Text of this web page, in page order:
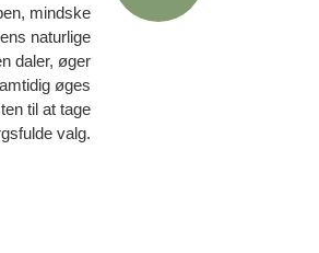
mindske
naturlige
daler, øger
øges
til at tage
valg.